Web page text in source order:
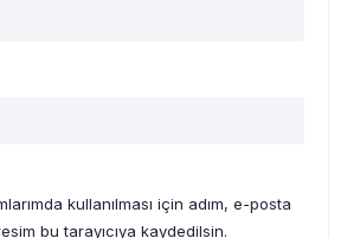
kullanılması için adım, e-posta
bu tarayıcıya kaydedilsin.